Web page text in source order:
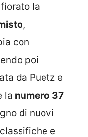
la
,
con
poi
da Puetz e
la numero 37
di nuovi
e